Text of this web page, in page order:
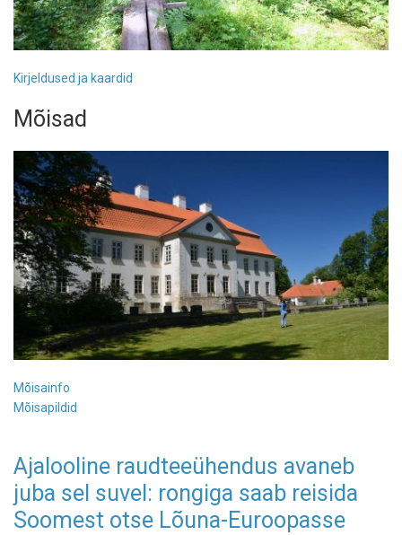
Kirjeldused ja kaardid
Mõisad
Mõisainfo
Mõisapildid
Ajalooline raudteeühendus avaneb
juba sel suvel: rongiga saab reisida
Soomest otse Lõuna-Euroopasse